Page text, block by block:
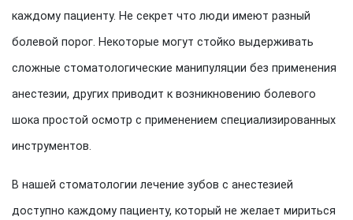
каждому пациенту. Не секрет что люди имеют разный
болевой порог. Некоторые могут стойко выдерживать
сложные стоматологические манипуляции без применения
анестезии, других приводит к возникновению болевого
шока простой осмотр с применением специализированных
инструментов.
В нашей стоматологии лечение зубов с анестезией
доступно каждому пациенту, который не желает мириться